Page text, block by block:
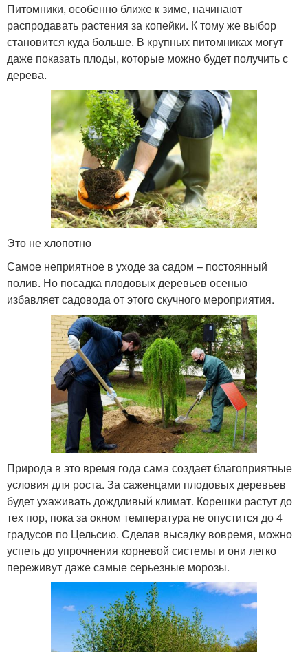
Питомники, особенно ближе к зиме, начинают
распродавать растения за копейки. К тому же выбор
становится куда больше. В крупных питомниках могут
даже показать плоды, которые можно будет получить с
дерева.
Это не хлопотно
Самое неприятное в уходе за садом – постоянный
полив. Но посадка плодовых деревьев осенью
избавляет садовода от этого скучного мероприятия.
Природа в это время года сама создает благоприятные
условия для роста. За саженцами плодовых деревьев
будет ухаживать дождливый климат. Корешки растут до
тех пор, пока за окном температура не опустится до 4
градусов по Цельсию. Сделав высадку вовремя, можно
успеть до упрочнения корневой системы и они легко
переживут даже самые серьезные морозы.